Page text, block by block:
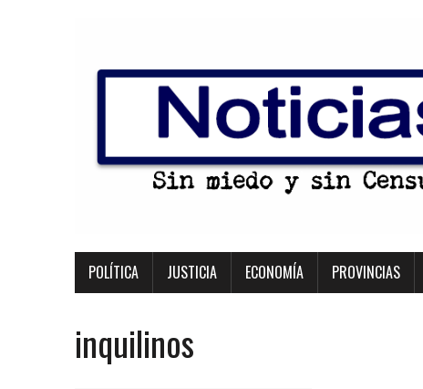
POLÍTICA JUSTICIA ECONOMÍA PROVINCIAS
inquilinos